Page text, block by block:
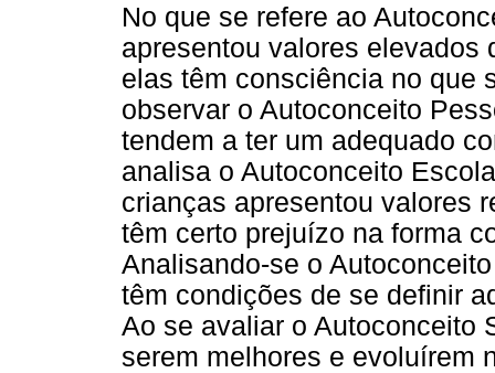
No que se refere ao
apresentou valores elevados
elas têm consciência no que
observar o Autoconceito
tendem a ter um adequado
analisa o Autoconceito
crianças apresentou valores
têm certo prejuízo na forma
Analisando-se o
têm condições de se definir
Ao se avaliar o Autoconceito
serem melhores e evoluírem